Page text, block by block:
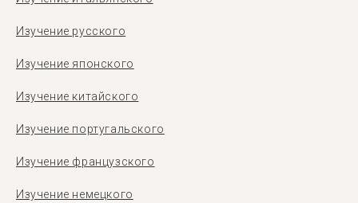
Изучение русского
Изучение японского
Изучение китайского
Изучение португальского
Изучение французского
Изучение немецкого